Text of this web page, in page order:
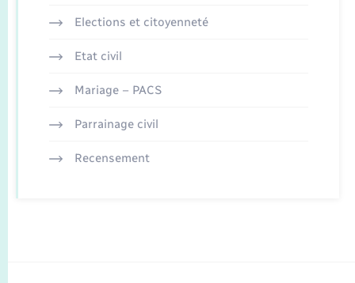
Elections et citoyenneté
Etat civil
Mariage – PACS
Parrainage civil
Recensement